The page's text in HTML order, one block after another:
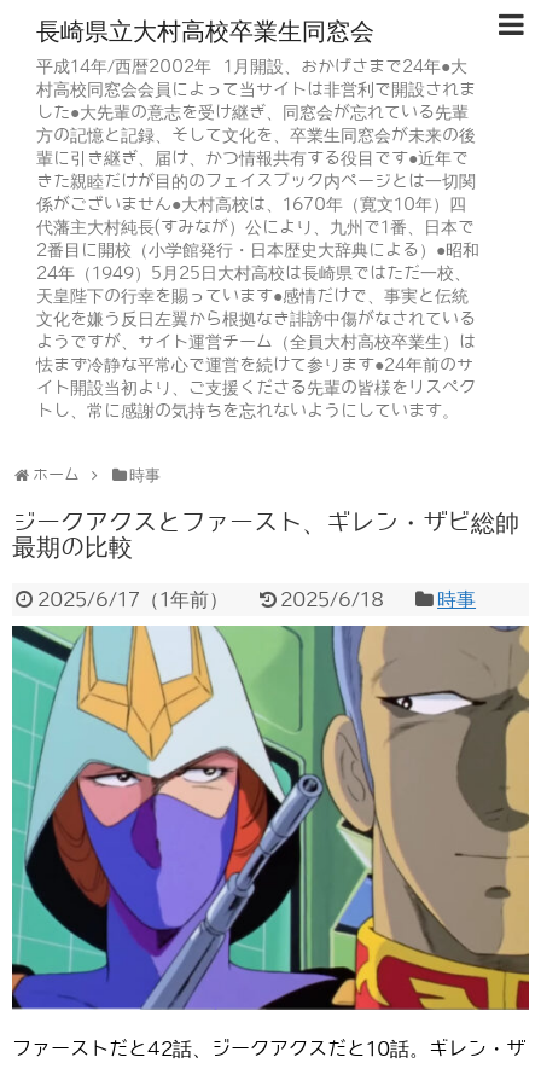
長崎県立大村高校卒業生同窓会
平成14年/西暦2002年 1月開設、おかげさまで24年●大
村高校同窓会会員によって当サイトは非営利で開設されま
した●大先輩の意志を受け継ぎ、同窓会が忘れている先輩
方の記憶と記録、そして文化を、卒業生同窓会が未来の後
輩に引き継ぎ、届け、かつ情報共有する役目です●近年で
きた親睦だけが目的のフェイスブック内ページとは一切関
係がございません●大村高校は、1670年（寛文10年）四
代藩主大村純長(すみなが）公により、九州で1番、日本で
2番目に開校（小学館発行・日本歴史大辞典による）●昭和
24年（1949）5月25日大村高校は長崎県ではただ一校、
天皇陛下の行幸を賜っています●感情だけで、事実と伝統
文化を嫌う反日左翼から根拠なき誹謗中傷がなされている
ようですが、サイト運営チーム（全員大村高校卒業生）は
怯まず冷静な平常心で運営を続けて参ります●24年前のサ
イト開設当初より、ご支援くださる先輩の皆様をリスペク
トし、常に感謝の気持ちを忘れないようにしています。
ホーム 時事
ジークアクスとファースト、ギレン・ザビ総帥
最期の比較
2025/6/17 （1年前） 2025/6/18 時事
ファーストだと42話、ジークアクスだと10話。ギレン・ザ